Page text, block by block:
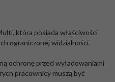
która posiada właściwości
ograniczonej widzialności.
ochronę przed wyładowaniami
pracownicy muszą być